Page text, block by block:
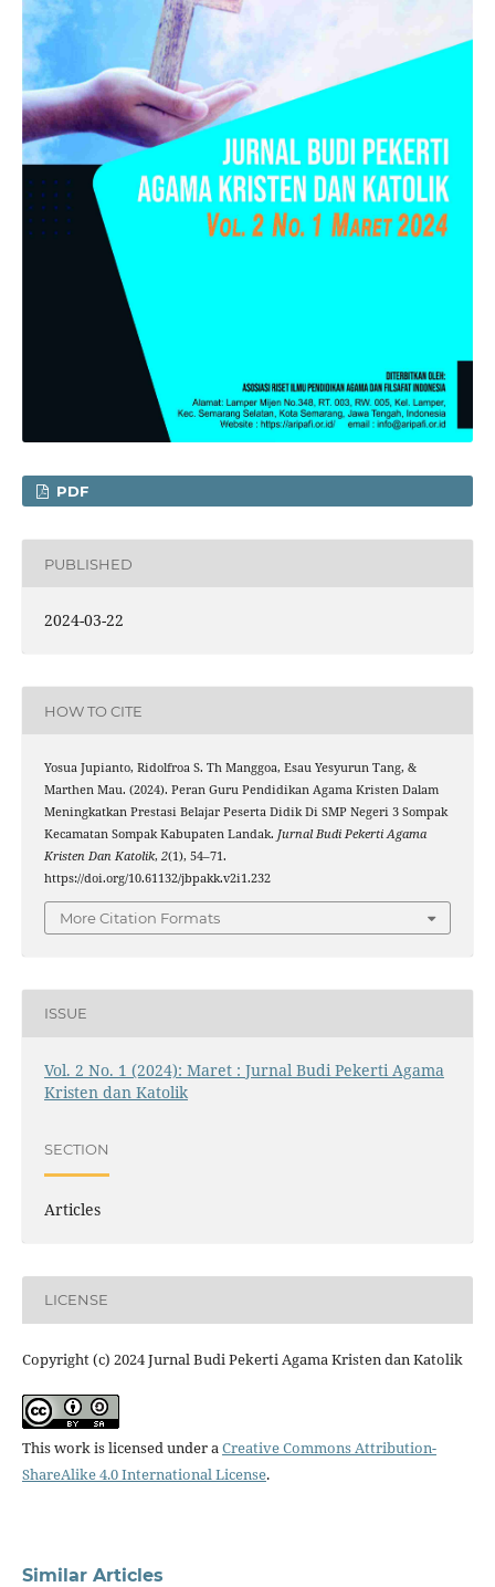
PDF
PUBLISHED
2024-03-22
HOW TO CITE
Yosua Jupianto, Ridolfroa S. Th Manggoa, Esau Yesyurun Tang, &
Marthen Mau. (2024). Peran Guru Pendidikan Agama Kristen Dalam
Meningkatkan Prestasi Belajar Peserta Didik Di SMP Negeri 3 Sompak
Kecamatan Sompak Kabupaten Landak. Jurnal Budi Pekerti Agama
Kristen Dan Katolik, 2(1), 54–71.
https://doi.org/10.61132/jbpakk.v2i1.232
More Citation Formats
ISSUE
Vol. 2 No. 1 (2024): Maret : Jurnal Budi Pekerti Agama
Kristen dan Katolik
SECTION
Articles
LICENSE
Copyright (c) 2024 Jurnal Budi Pekerti Agama Kristen dan Katolik
This work is licensed under aCreative Commons Attribution-
ShareAlike 4.0 International License.
Similar Articles